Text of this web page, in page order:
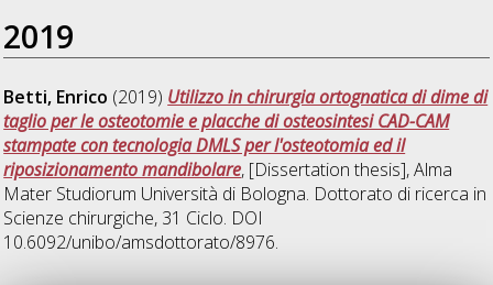
2019
Betti, Enrico (2019) Utilizzo in chirurgia ortognatica di dime di
taglio per le osteotomie e placche di osteosintesi CAD-CAM
stampate con tecnologia DMLS per l'osteotomia ed il
riposizionamento mandibolare, [Dissertation thesis], Alma
Mater Studiorum Università di Bologna. Dottorato di ricerca in
Scienze chirurgiche, 31 Ciclo. DOI
10.6092/unibo/amsdottorato/8976.